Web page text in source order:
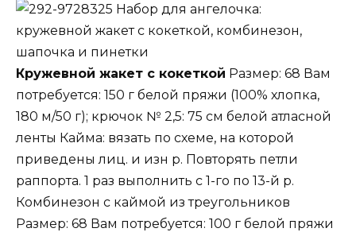
Набор для ангелочка:
кружевной жакет с кокеткой, комбинезон,
шапочка и пинетки
Кружевной жакет с кокеткой Размер: 68 Вам
потребуется: 150 г белой пряжи (100% хлопка,
180 м/50 г); крючок № 2,5: 75 см белой атласной
ленты Кайма: вязать по схеме, на которой
приведены лиц. и изн р. Повторять петли
раппорта. 1 раз выполнить с 1-го по 13-й р.
Комбинезон с каймой из треугольников
Размер: 68 Вам потребуется: 100 г белой пряжи